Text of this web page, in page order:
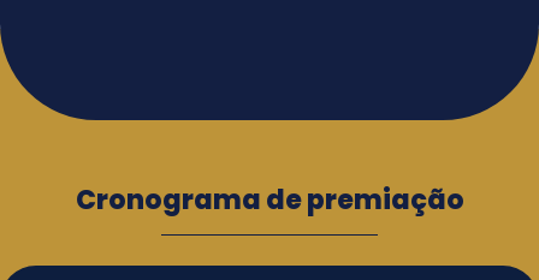
Cronograma de premiação